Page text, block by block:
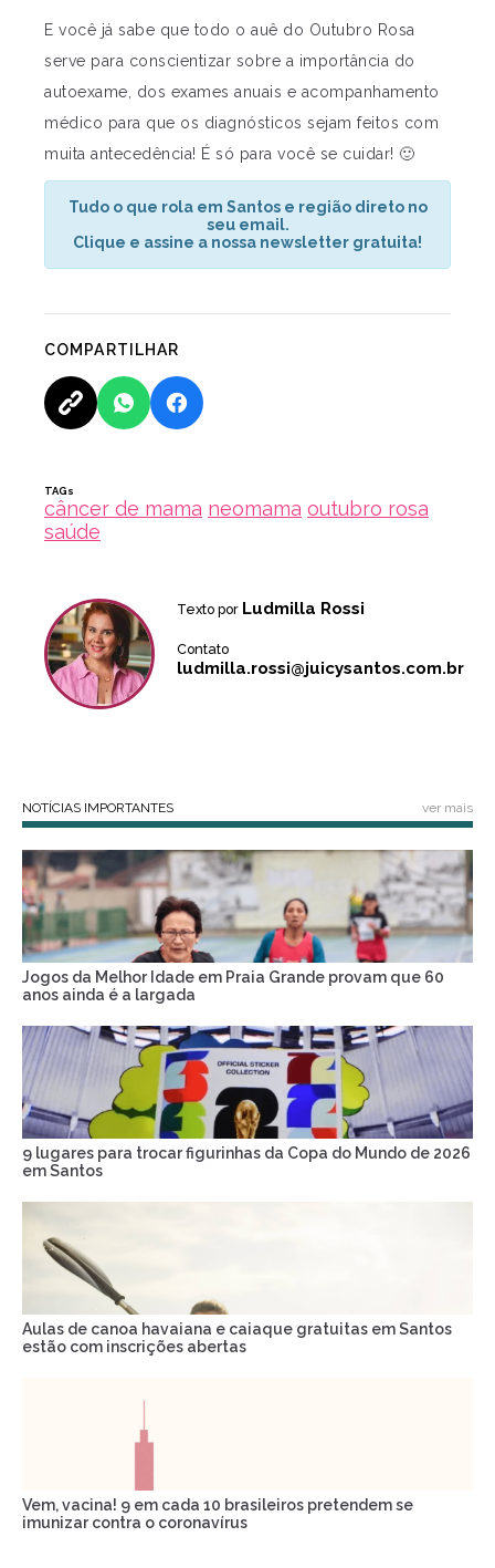
E você já sabe que todo o auê do Outubro Rosa
serve para conscientizar sobre a importância do
autoexame, dos exames anuais e acompanhamento
médico para que os diagnósticos sejam feitos com
muita antecedência! É só para você se cuidar! 🙂
Tudo o que rola em Santos e região direto no
seu email.
Clique e assine a nossa newsletter gratuita!
COMPARTILHAR
TAGs
câncer de mama neomama outubro rosa
saúde
Texto por Ludmilla Rossi
Contato
ludmilla.rossi@juicysantos.com.br
NOTÍCIAS IMPORTANTES ver mais
Jogos da Melhor Idade em Praia Grande provam que 60
anos ainda é a largada
9 lugares para trocar figurinhas da Copa do Mundo de 2026
em Santos
Aulas de canoa havaiana e caiaque gratuitas em Santos
estão com inscrições abertas
Vem, vacina! 9 em cada 10 brasileiros pretendem se
imunizar contra o coronavírus